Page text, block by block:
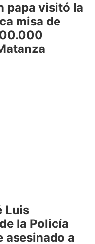
papa visitó la
misa de
Luis
la Policía
asesinado a